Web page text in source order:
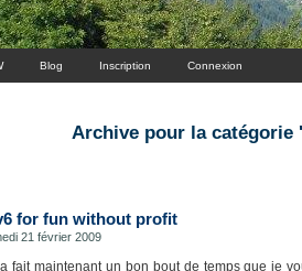
Blog Inscription Connexion
Archive pour la catégorie
for fun without profit
21 février 2009
fait maintenant un bon bout de temps que je